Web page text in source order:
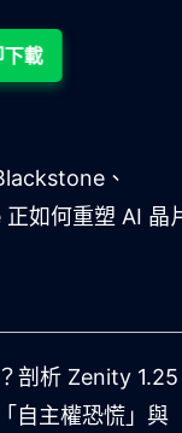
、
如何重塑 AI 晶
剖析 Zenity
自主權恐慌」與